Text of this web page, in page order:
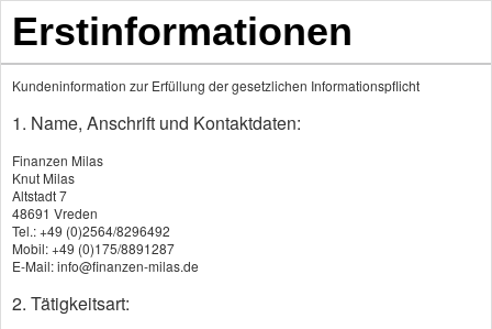
Produkte
Schwe­re Krank­hei­ten
Auslandskrankenversicherung
Gesetzliche Kranken­ver­si­che­rung
Erstinformationen
Kundeninformation zur Erfüllung der gesetzlichen Informationspflicht
1. Name, Anschrift und Kontaktdaten:
Finanzen Milas
Knut Milas
Altstadt 7
48691 Vreden
Tel.: +49 (0)2564/8296492
Mobil: +49 (0)175/8891287
E-Mail: info@finanzen-milas.de
2. Tätigkeitsart: